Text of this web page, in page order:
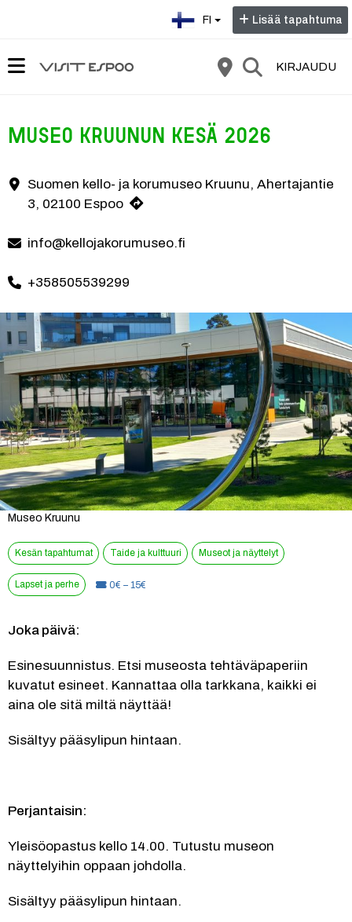
FI Lisää tapahtuma
KIRJAUDU
Museo Kruunun kesä 2026
Museo Kruunu tarjoaa kesällä koettavaa koko perheelle!
Yhteystiedot
Suomen kello- ja korumuseo Kruunu, Ahertajantie
3, 02100 Espoo
info@kellojakorumuseo.fi
+358505539299
Museo Kruunu
Kesän tapahtumat Taide ja kulttuuri Museot ja näyttelyt
Lapset ja perhe Hinta:0€ – 15€
Joka päivä:
Esinesuunnistus. Etsi museosta tehtäväpaperiin
kuvatut esineet. Kannattaa olla tarkkana, kaikki ei
aina ole sitä miltä näyttää!
Sisältyy pääsylipun hintaan.
Perjantaisin:
Yleisöopastus kello 14.00. Tutustu museon
näyttelyihin oppaan johdolla.
Sisältyy pääsylipun hintaan.